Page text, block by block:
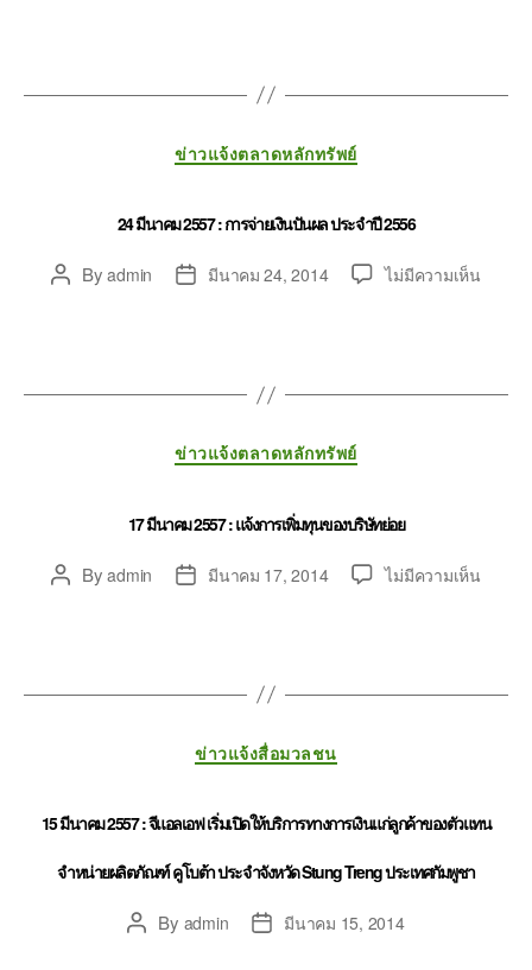
ข่าวแจ้งตลาดหลักทรัพย์
24 มีนาคม 2557 : การจ่ายเงินปันผล ประจำปี 2556
Byadmin มีนาคม 24, 2014 ไม่มีความเห็น
ข่าวแจ้งตลาดหลักทรัพย์
17 มีนาคม 2557 : แจ้งการเพิ่มทุนของบริษัทย่อย
Byadmin มีนาคม 17, 2014 ไม่มีความเห็น
ข่าวแจ้งสื่อมวลชน
15 มีนาคม 2557 : จีแอลเอฟ เริ่มเปิดให้บริการทางการเงินแก่ลูกค้าของตัวแทน
จำหน่ายผลิตภัณฑ์ คูโบต้า ประจำจังหวัด Stung Treng ประเทศกัมพูชา
By admin มีนาคม 15, 2014